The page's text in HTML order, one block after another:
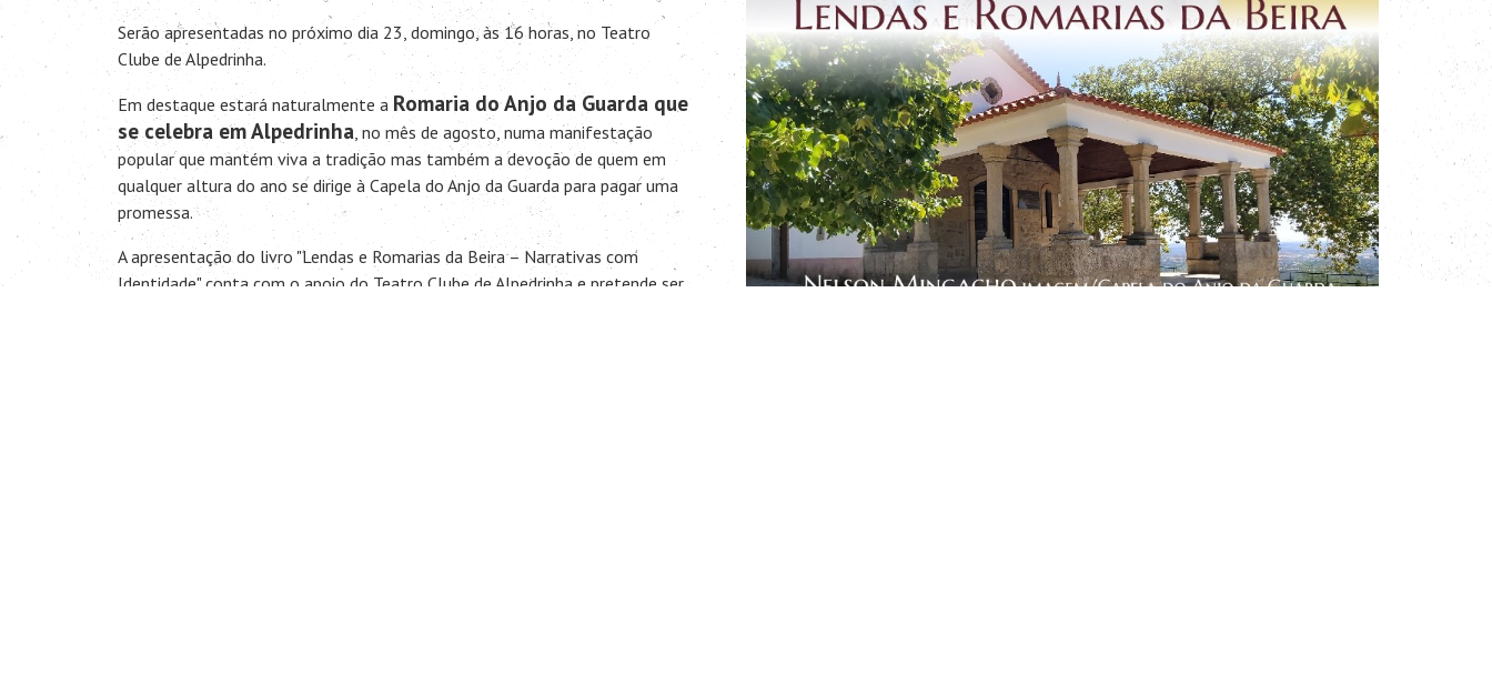
Serão apresentadas no próximo dia 23, domingo, às 16 horas, no Teatro
Clube de Alpedrinha.
Em destaque estará naturalmente a Romaria do Anjo da Guarda que
se celebra em Alpedrinha, no mês de agosto, numa manifestação
popular que mantém viva a tradição mas também a devoção de quem em
qualquer altura do ano se dirige à Capela do Anjo da Guarda para pagar uma
promessa.
A apresentação do livro "Lendas e Romarias da Beira – Narrativas com
Identidade" conta com o apoio do Teatro Clube de Alpedrinha e pretende ser